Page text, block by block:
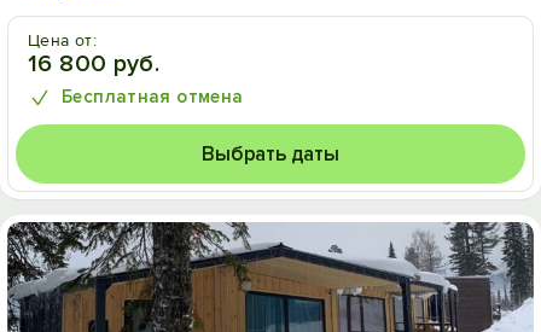
Цена от:
16 800 руб.
Бесплатная отмена
Выбрать даты